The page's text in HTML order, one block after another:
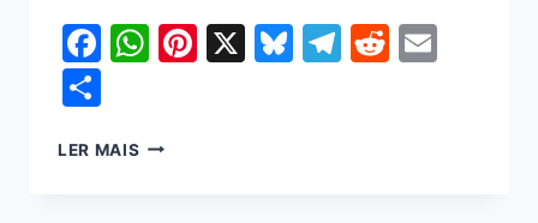
Facebook
WhatsApp
Pinterest
X Bluesky
Telegram
Reddit
LER MAIS